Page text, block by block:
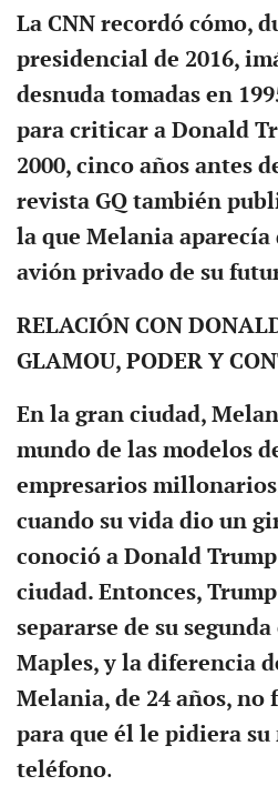
La CNN recordó cómo,
presidencial de 2016,
desnuda tomadas en
para criticar a Donald
2000, cinco años antes
revista GQ también
la que Melania aparecía
avión privado de su
RELACIÓN CON
GLAMOU, PODER Y
En la gran ciudad,
mundo de las modelos
empresarios
cuando su vida dio un
conoció a Donald
ciudad. Entonces,
separarse de su
Maples, y la diferencia
Melania, de 24 años, no
para que él le pidiera su
teléfono.